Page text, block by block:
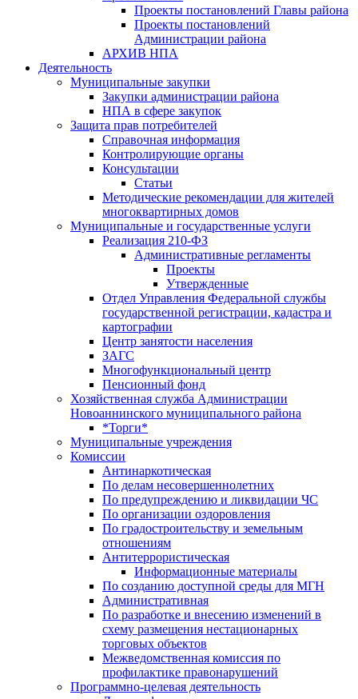
Проекты постановлений Главы района
Проекты постановлений
Администрации района
АРХИВ НПА
Деятельность
Муниципальные закупки
Закупки администрации района
НПА в сфере закупок
Защита прав потребителей
Справочная информация
Контролирующие органы
Консультации
Статьи
Методические рекомендации для жителей
многоквартирных домов
Муниципальные и государственные услуги
Реализация 210-ФЗ
Административные регламенты
Проекты
Утвержденные
Отдел Управления Федеральной службы
государственной регистрации, кадастра и
картографии
Центр занятоcти населения
ЗАГС
Многофункциональный центр
Пенсионный фонд
Хозяйственная служба Администрации
Новоаннинского муниципального района
*Торги*
Муниципальные учреждения
Комиссии
Антинаркотическая
По делам несовершеннолетних
По предупреждению и ликвидации ЧС
По организации оздоровления
По градостроительству и земельным
отношениям
Антитеррористическая
Информационные материалы
По созданию доступной среды для МГН
Административная
По разработке и внесению изменений в
схему размещения нестационарных
торговых объектов
Межведомственная комиссия по
профилактике правонарушений
Программно-целевая деятельность